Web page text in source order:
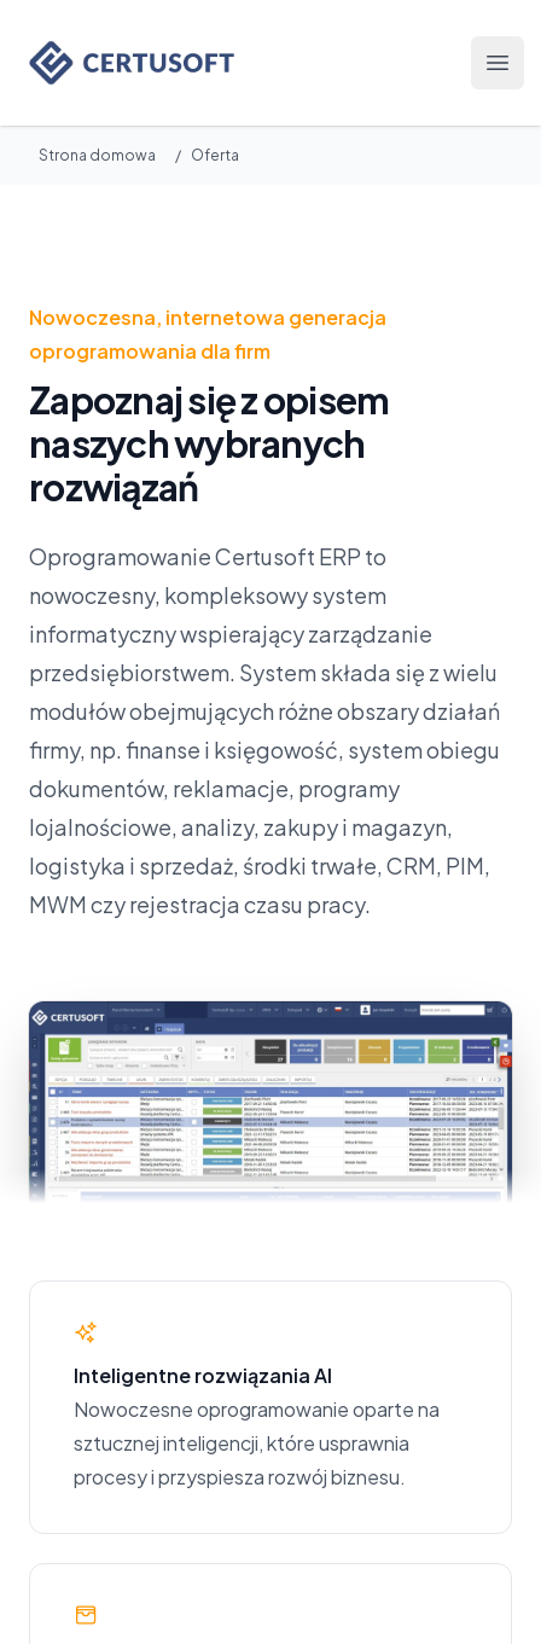
Certusoft
Strona domowa / Oferta
Nowoczesna, internetowa generacja
oprogramowania dla firm
Zapoznaj się z opisem
naszych wybranych
rozwiązań
Oprogramowanie Certusoft ERP to
nowoczesny, kompleksowy system
informatyczny wspierający zarządzanie
przedsiębiorstwem. System składa się z wielu
modułów obejmujących różne obszary działań
firmy, np. finanse i księgowość, system obiegu
dokumentów, reklamacje, programy
lojalnościowe, analizy, zakupy i magazyn,
logistyka i sprzedaż, środki trwałe, CRM, PIM,
MWM czy rejestracja czasu pracy.
Inteligentne rozwiązania AI
Nowoczesne oprogramowanie oparte na
sztucznej inteligencji, które usprawnia
procesy i przyspiesza rozwój biznesu.